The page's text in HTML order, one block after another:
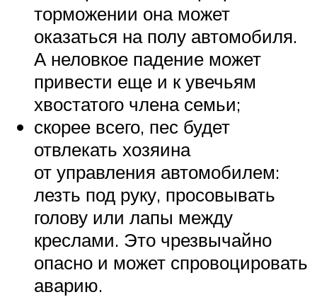
торможении она может
оказаться на полу автомобиля.
А неловкое падение может
привести еще и к увечьям
хвостатого члена семьи;
скорее всего, пес будет
отвлекать хозяина
от управления автомобилем:
лезть под руку, просовывать
голову или лапы между
креслами. Это чрезвычайно
опасно и может спровоцировать
аварию.